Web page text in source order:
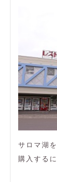
サロマ湖
購入する